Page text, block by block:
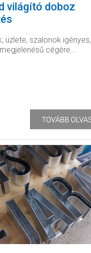
világító doboz
üzlete, szalonok igényes,
cégére...